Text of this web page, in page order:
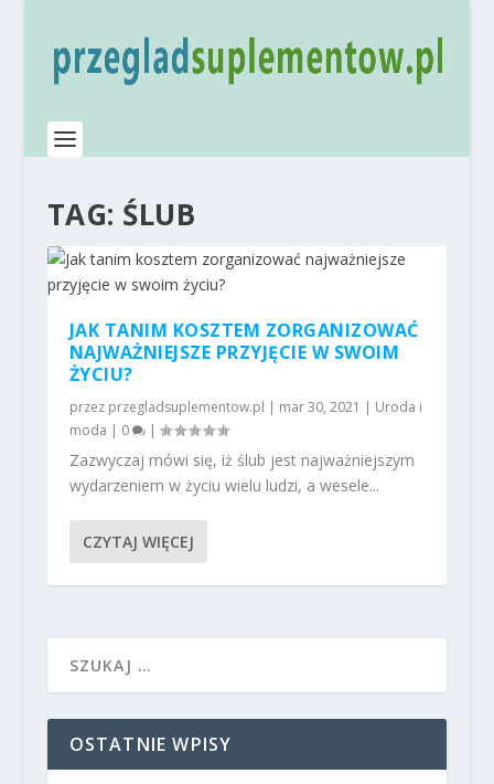
TAG: ŚLUB
JAK TANIM KOSZTEM ZORGANIZOWAĆ
NAJWAŻNIEJSZE PRZYJĘCIE W SWOIM
ŻYCIU?
przez przegladsuplementow.pl | mar 30, 2021 | Uroda i
moda | 0 |
Zazwyczaj mówi się, iż ślub jest najważniejszym
wydarzeniem w życiu wielu ludzi, a wesele...
CZYTAJ WIĘCEJ
OSTATNIE WPISY